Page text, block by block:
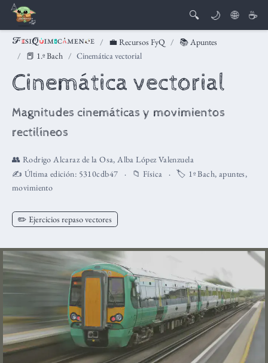
🔍 🌙 🌐 ☕
💼 Recursos FyQ
📚 Apuntes
📕 1.º Bach
Cinemática vectorial
Cinemática vectorial
Magnitudes cinemáticas y movimientos
rectilíneos
👥 Rodrigo Alcaraz de la Osa,Alba López Valenzuela
✍️ Última edición: 5310cdb47 📁 Física 🏷️ 1º Bach, apuntes,
movimiento
✏️ Ejercicios repaso vectores